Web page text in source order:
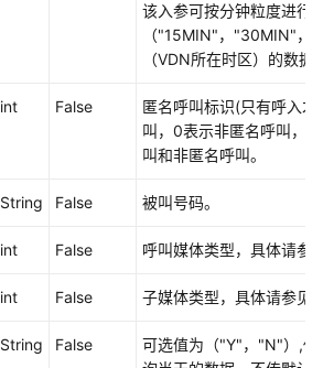
该入参可按分钟粒度进行
（"15MIN"，"30MIN"，
（VDN所在时区）的数据
int False
匿名呼叫标识(只有呼入
叫，0表示非匿名呼叫，
叫和非匿名呼叫。
String False 被叫号码。
int False 呼叫媒体类型，具体请参
int False 子媒体类型，具体请参见
String False
可选值为（"Y"，"N"）,